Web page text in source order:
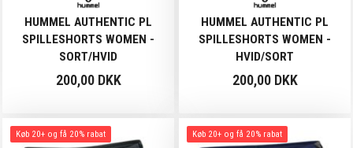
HUMMEL AUTHENTIC PL
SPILLESHORTS WOMEN -
SORT/HVID
200,00 DKK
HUMMEL AUTHENTIC PL
SPILLESHORTS WOMEN -
HVID/SORT
200,00 DKK
Køb 20+ og få 20% rabat Køb 20+ og få 20% rabat